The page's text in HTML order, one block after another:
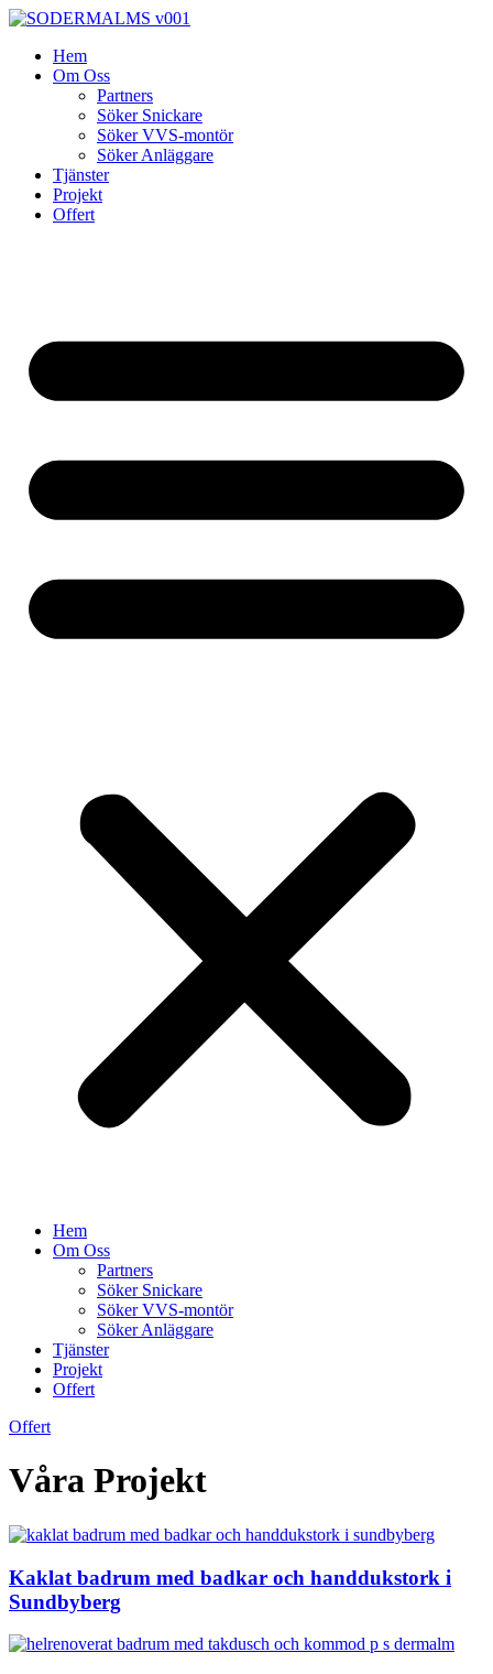
Skip
contentHem
Om Oss
Partners
Söker Snickare
Söker VVS-montör
Söker Anläggare
Tjänster
Projekt
Offert
Hem
Om Oss
Partners
Söker Snickare
Söker VVS-montör
Söker Anläggare
Tjänster
Projekt
Offert
Offert
Våra Projekt
Kaklat badrum med badkar och handdukstork i
Sundbyberg